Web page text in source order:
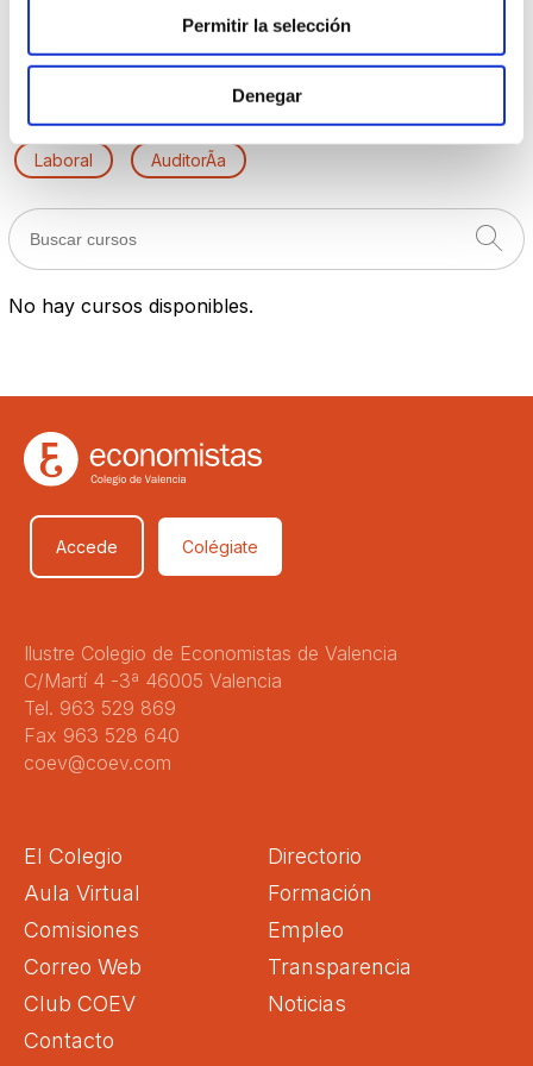
Permitir la selección
Denegar
Comisión de dirección comercial y marketing
Software e Internet
Laboral AuditorÃ­a
No hay cursos disponibles.
Accede Colégiate
Ilustre Colegio de Economistas de Valencia
C/Martí 4 -3ª 46005 Valencia
Tel. 963 529 869
Fax 963 528 640
coev@coev.com
El Colegio
Directorio
Aula Virtual
Formación
Comisiones
Empleo
Correo Web
Transparencia
Club COEV
Noticias
Contacto